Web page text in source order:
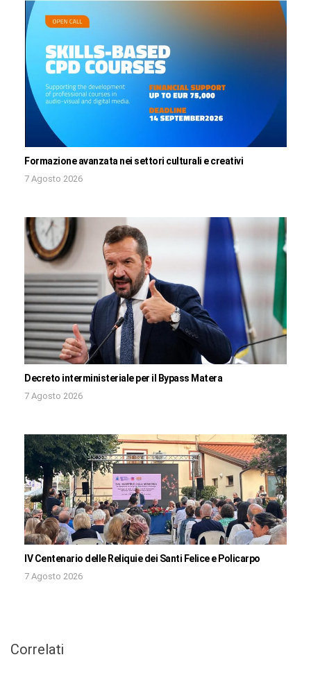
Formazione avanzata nei settori culturali e creativi
7 Agosto 2026
Decreto interministeriale per il Bypass Matera
7 Agosto 2026
IV Centenario delle Reliquie dei Santi Felice e Policarpo
7 Agosto 2026
Correlati